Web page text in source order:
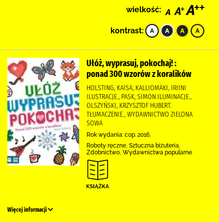
wielkość:
kontrast:
Ułóż, wyprasuj, pokochaj! :
ponad 300 wzorów z koralików
HOLSTING, KAISA, KALLIOMÄKI, IRIINI
ILUSTRACJE., PASK, SIMON ILUMINACJE.,
OLSZYŃSKI, KRZYSZTOF HUBERT.
TŁUMACZENIE., WYDAWNICTWO ZIELONA
SOWA
Rok wydania: cop. 2016.
Roboty ręczne, Sztuczna biżuteria,
Zdobnictwo, Wydawnictwa popularne
Więcej informacji